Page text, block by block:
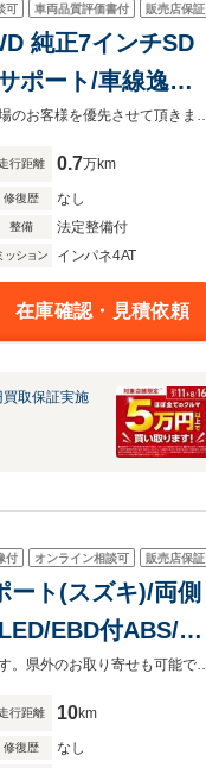
可 車両品質評価書付 販売店保証
純正7インチSD
ポート/車線逸脱
ライブレコーダ
走行距離 0.7万km
修復歴 なし
整備 法定整備付
ッション インパネ4AT
在庫確認・見積依頼
取保証実施
付 オンライン相談可 販売店保証
ート(スズキ)/両側
EBD付ABS/横
転席
走行距離 10km
修復歴 なし